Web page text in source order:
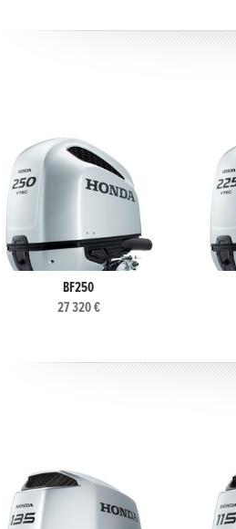
BF250
27 320 €